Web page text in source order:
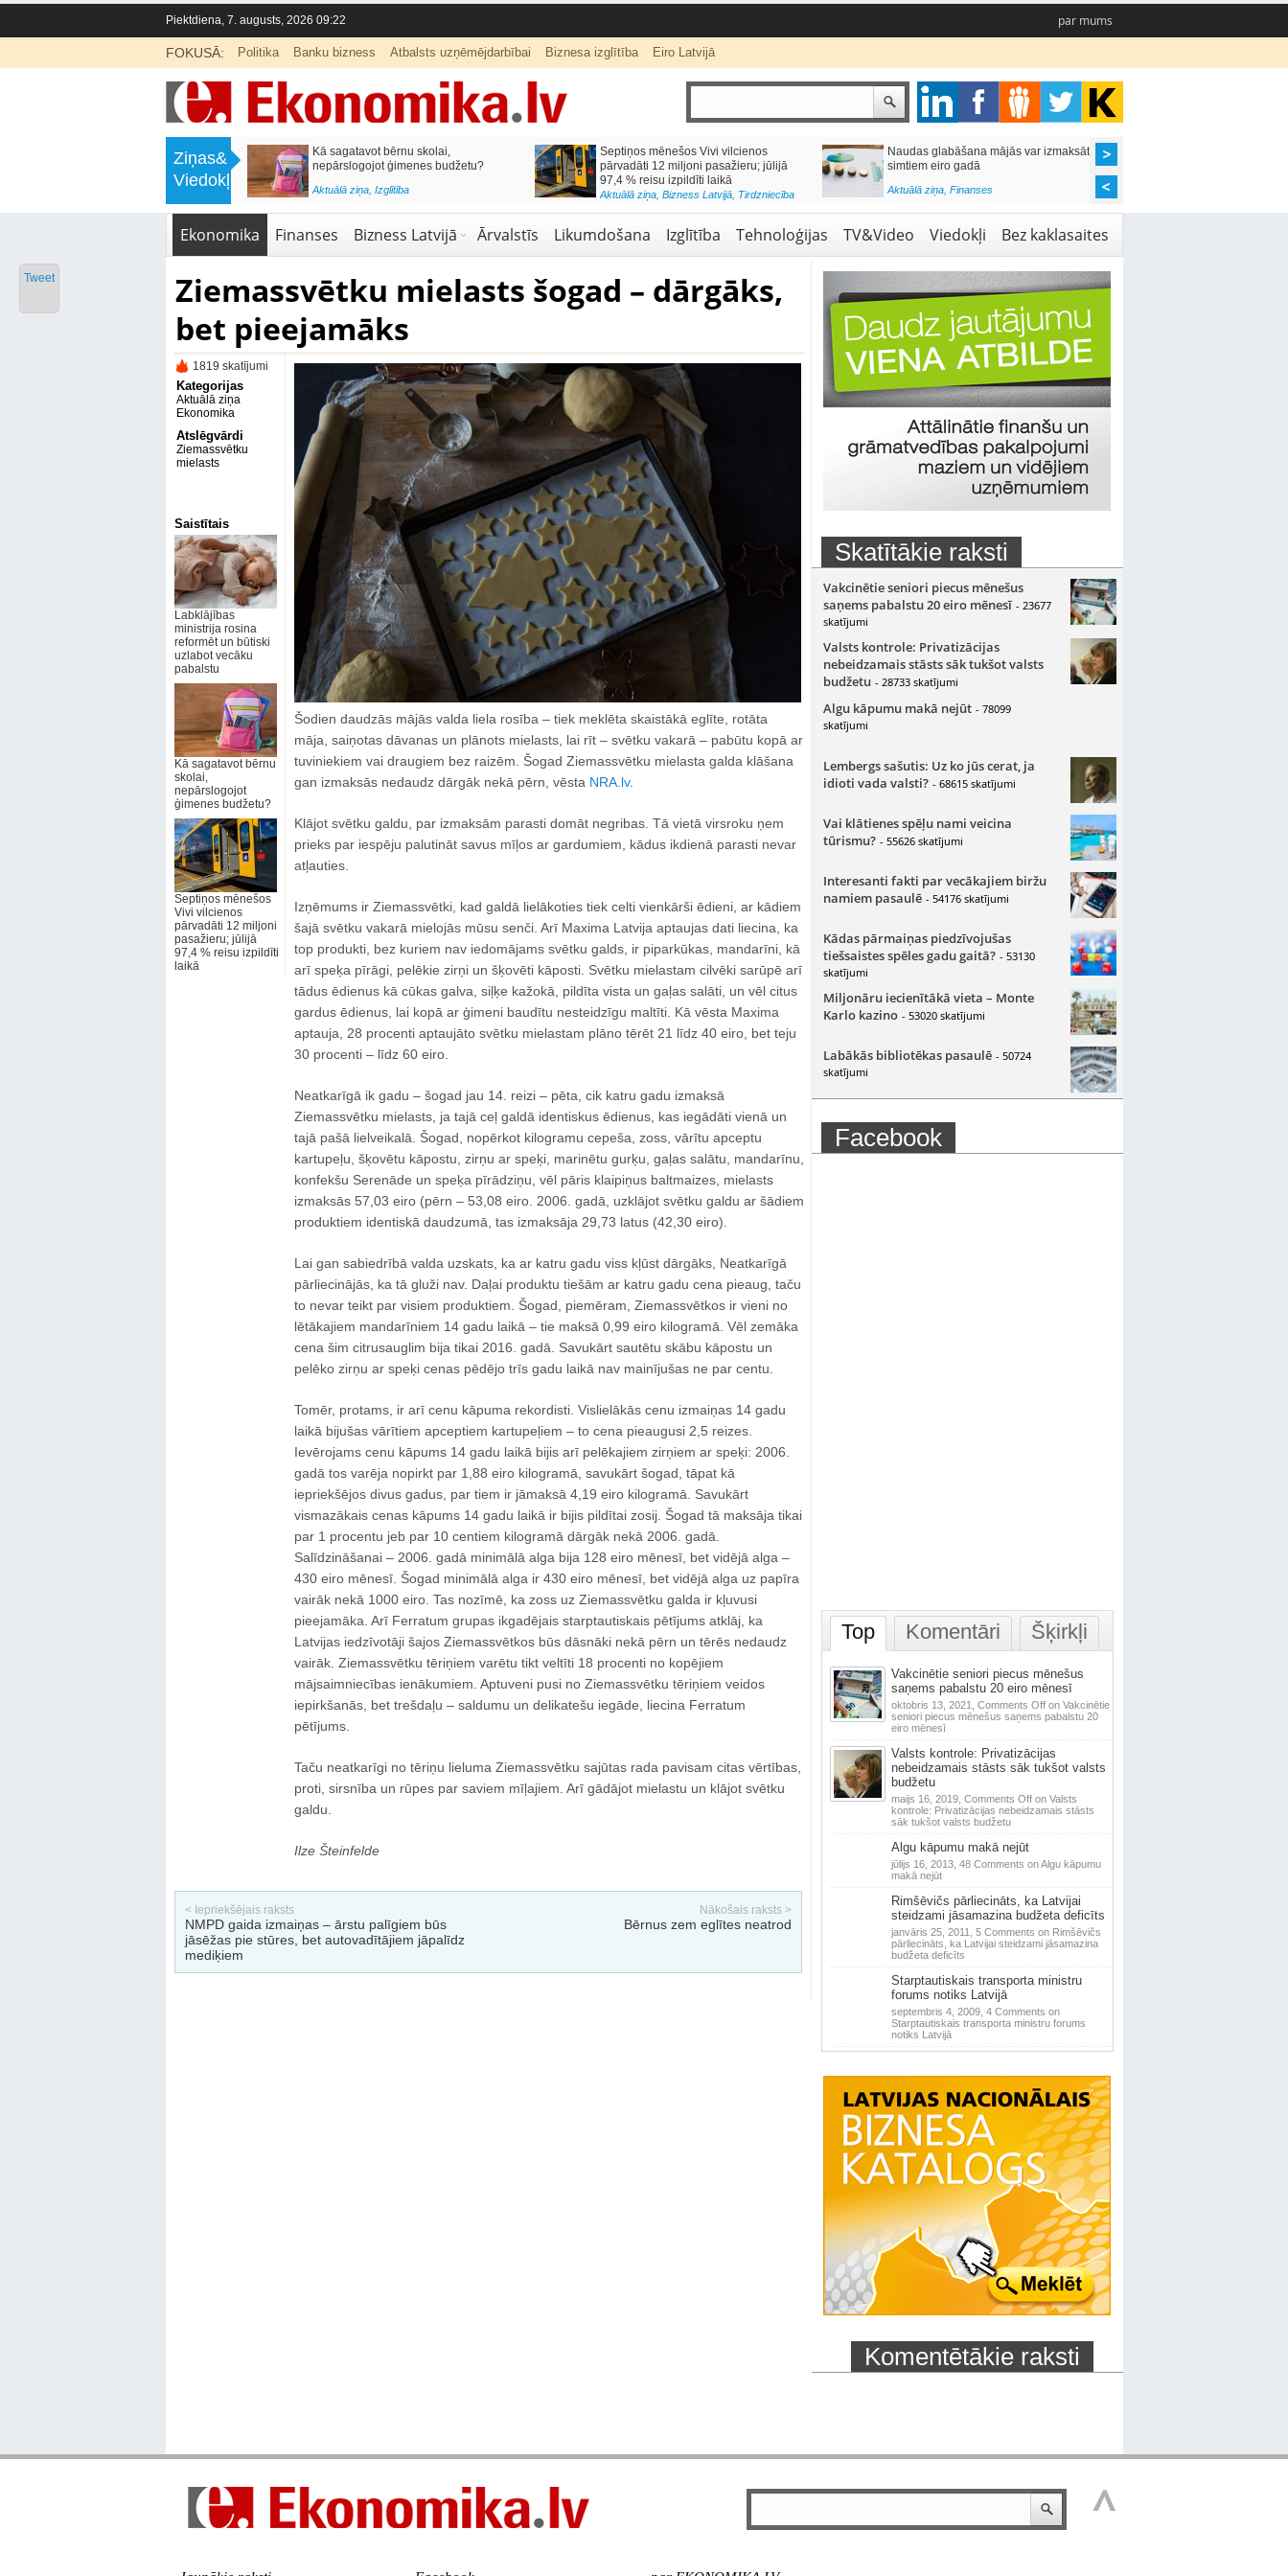
Piektdiena, 7. augusts, 2026 09:22 par mums
FOKUSĀ: Politika Banku bizness Atbalsts uzņēmējdarbībai Biznesa izglītība Eiro Latvijā
Ziņas&
Viedokļi
Labklājības ministrija rosina reformēt
un būtiski uzlabot vecāku pabalstu
Kā sagatavot bērnu skolai,
nepārslogojot ģimenes budžetu?
Aktuālā ziņa, Izglītība
Septiņos mēnešos Vivi vilcienos
pārvadāti 12 miljoni pasažieru; jūlijā
97,4 % reisu izpildīti laikā
Aktuālā ziņa, Bizness Latvijā, Tirdzniecība
Naudas glabāšana mājās var izmaksāt
simtiem eiro gadā
Aktuālā ziņa, Finanses
Ekonomika Finanses Bizness Latvijā Ārvalstīs Likumdošana Izglītība Tehnoloģijas TV&Video Viedokļi Bez kaklasaites
Ziemassvētku mielasts šogad – dārgāks,
bet pieejamāks
1819 skatījumi
Kategorijas
Aktuālā ziņa
Ekonomika
Atslēgvārdi
Ziemassvētku
mielasts
Saistītais
Labklājības
ministrija rosina
reformēt un būtiski
uzlabot vecāku
pabalstu
Kā sagatavot bērnu
skolai,
nepārslogojot
ģimenes budžetu?
Septiņos mēnešos
Vivi vilcienos
pārvadāti 12 miljoni
pasažieru; jūlijā
97,4 % reisu izpildīti
laikā
Šodien daudzās mājās valda liela rosība – tiek meklēta skaistākā eglīte, rotāta
māja, saiņotas dāvanas un plānots mielasts, lai rīt – svētku vakarā – pabūtu kopā ar
tuviniekiem vai draugiem bez raizēm. Šogad Ziemassvētku mielasta galda klāšana
gan izmaksās nedaudz dārgāk nekā pērn, vēsta NRA.lv.
Klājot svētku galdu, par izmaksām parasti domāt negribas. Tā vietā virsroku ņem
prieks par iespēju palutināt savus mīļos ar gardumiem, kādus ikdienā parasti nevar
atļauties.
Izņēmums ir Ziemassvētki, kad galdā lielākoties tiek celti vienkārši ēdieni, ar kādiem
šajā svētku vakarā mielojās mūsu senči. Arī Maxima Latvija aptaujas dati liecina, ka
top produkti, bez kuriem nav iedomājams svētku galds, ir piparkūkas, mandarīni, kā
arī speķa pīrāgi, pelēkie zirņi un šķovēti kāposti. Svētku mielastam cilvēki sarūpē arī
tādus ēdienus kā cūkas galva, siļķe kažokā, pildīta vista un gaļas salāti, un vēl citus
gardus ēdienus, lai kopā ar ģimeni baudītu nesteidzīgu maltīti. Kā vēsta Maxima
aptauja, 28 procenti aptaujāto svētku mielastam plāno tērēt 21 līdz 40 eiro, bet teju
30 procenti – līdz 60 eiro.
Neatkarīgā ik gadu – šogad jau 14. reizi – pēta, cik katru gadu izmaksā
Ziemassvētku mielasts, ja tajā ceļ galdā identiskus ēdienus, kas iegādāti vienā un
tajā pašā lielveikalā. Šogad, nopērkot kilogramu cepeša, zoss, vārītu apceptu
kartupeļu, šķovētu kāpostu, zirņu ar speķi, marinētu gurķu, gaļas salātu, mandarīnu,
konfekšu Serenāde un speķa pīrādziņu, vēl pāris klaipiņus baltmaizes, mielasts
izmaksās 57,03 eiro (pērn – 53,08 eiro. 2006. gadā, uzklājot svētku galdu ar šādiem
produktiem identiskā daudzumā, tas izmaksāja 29,73 latus (42,30 eiro).
Lai gan sabiedrībā valda uzskats, ka ar katru gadu viss kļūst dārgāks, Neatkarīgā
pārliecinājās, ka tā gluži nav. Daļai produktu tiešām ar katru gadu cena pieaug, taču
to nevar teikt par visiem produktiem. Šogad, piemēram, Ziemassvētkos ir vieni no
lētākajiem mandarīniem 14 gadu laikā – tie maksā 0,99 eiro kilogramā. Vēl zemāka
cena šim citrusauglim bija tikai 2016. gadā. Savukārt sautētu skābu kāpostu un
pelēko zirņu ar speķi cenas pēdējo trīs gadu laikā nav mainījušas ne par centu.
Tomēr, protams, ir arī cenu kāpuma rekordisti. Vislielākās cenu izmaiņas 14 gadu
laikā bijušas vārītiem apceptiem kartupeļiem – to cena pieaugusi 2,5 reizes.
Ievērojams cenu kāpums 14 gadu laikā bijis arī pelēkajiem zirņiem ar speķi: 2006.
gadā tos varēja nopirkt par 1,88 eiro kilogramā, savukārt šogad, tāpat kā
iepriekšējos divus gadus, par tiem ir jāmaksā 4,19 eiro kilogramā. Savukārt
vismazākais cenas kāpums 14 gadu laikā ir bijis pildītai zosij. Šogad tā maksāja tikai
par 1 procentu jeb par 10 centiem kilogramā dārgāk nekā 2006. gadā.
Salīdzināšanai – 2006. gadā minimālā alga bija 128 eiro mēnesī, bet vidējā alga –
430 eiro mēnesī. Šogad minimālā alga ir 430 eiro mēnesī, bet vidējā alga uz papīra
vairāk nekā 1000 eiro. Tas nozīmē, ka zoss uz Ziemassvētku galda ir kļuvusi
pieejamāka. Arī Ferratum grupas ikgadējais starptautiskais pētījums atklāj, ka
Latvijas iedzīvotāji šajos Ziemassvētkos būs dāsnāki nekā pērn un tērēs nedaudz
vairāk. Ziemassvētku tēriņiem varētu tikt veltīti 18 procenti no kopējiem
mājsaimniecības ienākumiem. Aptuveni pusi no Ziemassvētku tēriņiem veidos
iepirkšanās, bet trešdaļu – saldumu un delikatešu iegāde, liecina Ferratum
pētījums.
Taču neatkarīgi no tēriņu lieluma Ziemassvētku sajūtas rada pavisam citas vērtības,
proti, sirsnība un rūpes par saviem mīļajiem. Arī gādājot mielastu un klājot svētku
galdu.
Ilze Šteinfelde
< Iepriekšējais raksts
NMPD gaida izmaiņas – ārstu palīgiem būs
jāsēžas pie stūres, bet autovadītājiem jāpalīdz
mediķiem
Nākošais raksts >
Bērnus zem eglītes neatrod
Skatītākie raksti
Vakcinētie seniori piecus mēnešus
saņems pabalstu 20 eiro mēnesī - 23677
skatījumi
Valsts kontrole: Privatizācijas
nebeidzamais stāsts sāk tukšot valsts
budžetu - 28733 skatījumi
Algu kāpumu makā nejūt - 78099
skatījumi
Lembergs sašutis: Uz ko jūs cerat, ja
idioti vada valsti? - 68615 skatījumi
Vai klātienes spēļu nami veicina
tūrismu? - 55626 skatījumi
Interesanti fakti par vecākajiem biržu
namiem pasaulē - 54176 skatījumi
Kādas pārmaiņas piedzīvojušas
tiešsaistes spēles gadu gaitā? - 53130
skatījumi
Miljonāru iecienītākā vieta – Monte
Karlo kazino - 53020 skatījumi
Labākās bibliotēkas pasaulē - 50724
skatījumi
Facebook
Top Komentāri Šķirkļi
Vakcinētie seniori piecus mēnešus
saņems pabalstu 20 eiro mēnesī
oktobris 13, 2021, Comments Offon Vakcinētie
seniori piecus mēnešus saņems pabalstu 20
eiro mēnesī
Valsts kontrole: Privatizācijas
nebeidzamais stāsts sāk tukšot valsts
budžetu
maijs 16, 2019, Comments Offon Valsts
kontrole: Privatizācijas nebeidzamais stāsts
sāk tukšot valsts budžetu
Algu kāpumu makā nejūt
jūlijs 16, 2013, 48 Comments on Algu kāpumu
makā nejūt
Rimšēvičs pārliecināts, ka Latvijai
steidzami jāsamazina budžeta deficīts
janvāris 25, 2011, 5 Comments on Rimšēvičs
pārliecināts, ka Latvijai steidzami jāsamazina
budžeta deficīts
Starptautiskais transporta ministru
forums notiks Latvijā
septembris 4, 2009, 4 Comments on
Starptautiskais transporta ministru forums
notiks Latvijā
Komentētākie raksti
Tweet